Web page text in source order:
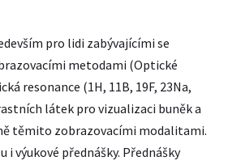
pro lidi zabývajícími se
metodami (Optické
resonance (1H, 11B, 19F, 23Na,
látek pro vizualizaci buněk a
těmito zobrazovacími modalitami.
i výukové přednášky. Přednášky